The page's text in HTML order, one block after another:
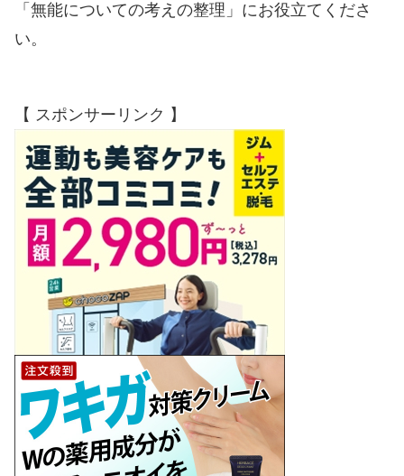
「無能についての考えの整理」にお役立てくださ
い。
【 スポンサーリンク 】